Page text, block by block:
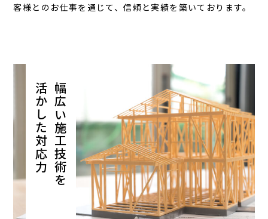
客様とのお仕事を通じて、信頼と実績を築いております。
幅広い施工技術を
活かした対応力